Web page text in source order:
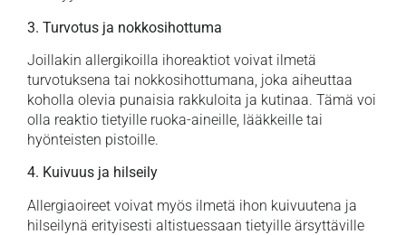
3. Turvotus ja nokkosihottuma
Joillakin allergikoilla ihoreaktiot voivat ilmetä
turvotuksena tai nokkosihottumana, joka aiheuttaa
koholla olevia punaisia rakkuloita ja kutinaa. Tämä voi
olla reaktio tietyille ruoka-aineille, lääkkeille tai
hyönteisten pistoille.
4. Kuivuus ja hilseily
Allergiaoireet voivat myös ilmetä ihon kuivuutena ja
hilseilynä erityisesti altistuessaan tietyille ärsyttäville